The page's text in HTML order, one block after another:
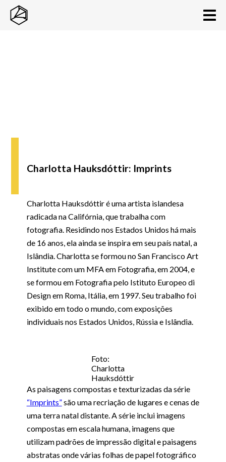
Charlotta Hauksdóttir: Imprints
Charlotta Hauksdóttir é uma artista islandesa
radicada na Califórnia, que trabalha com
fotografia. Residindo nos Estados Unidos há mais
de 16 anos, ela ainda se inspira em seu país natal, a
Islândia. Charlotta se formou no San Francisco Art
Institute com um MFA em Fotografia, em 2004, e
se formou em Fotografia pelo Istituto Europeo di
Design em Roma, Itália, em 1997. Seu trabalho foi
exibido em todo o mundo, com exposições
individuais nos Estados Unidos, Rússia e Islândia.
Foto:
Charlotta
Hauksdóttir
As paisagens compostas e texturizadas da série
“Imprints”são uma recriação de lugares e cenas de
uma terra natal distante. A série inclui imagens
compostas em escala humana, imagens que
utilizam padrões de impressão digital e paisagens
abstratas onde várias folhas de papel fotográfico